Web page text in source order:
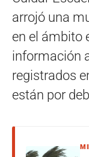
arrojó una
en el ámbito
información
registrados
están por